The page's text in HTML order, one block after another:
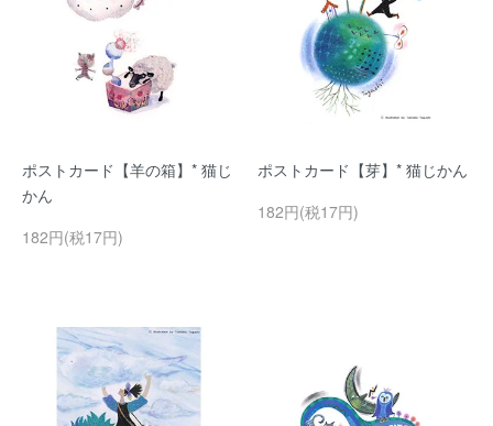
ポストカード【羊の箱】* 猫じ
かん
182円(税17円)
ポストカード【芽】* 猫じかん
182円(税17円)